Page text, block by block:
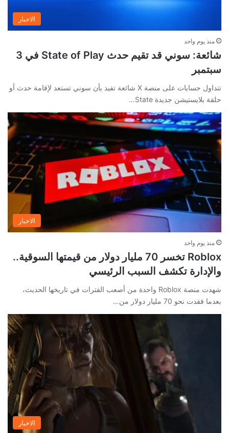
الاخبار
منذ يوم واحد
شائعة: سوني قد تقيم حدث State of Play في 3
سبتمبر
تتداول حسابات على منصة X شائعة تفيد بأن سوني تستعد لإقامة حدث أو
حلقة بلايستيشن جديدة State…
الاخبار
منذ يوم واحد
Roblox تخسر 70 مليار دولار من قيمتها السوقية..
والإدارة تكشف السبب الرئيسي
شهدت منصة Roblox واحدة من أصعب الفترات في تاريخها الحديث،
بعدما فقدت نحو 70 مليار دولار من…
الاخبار